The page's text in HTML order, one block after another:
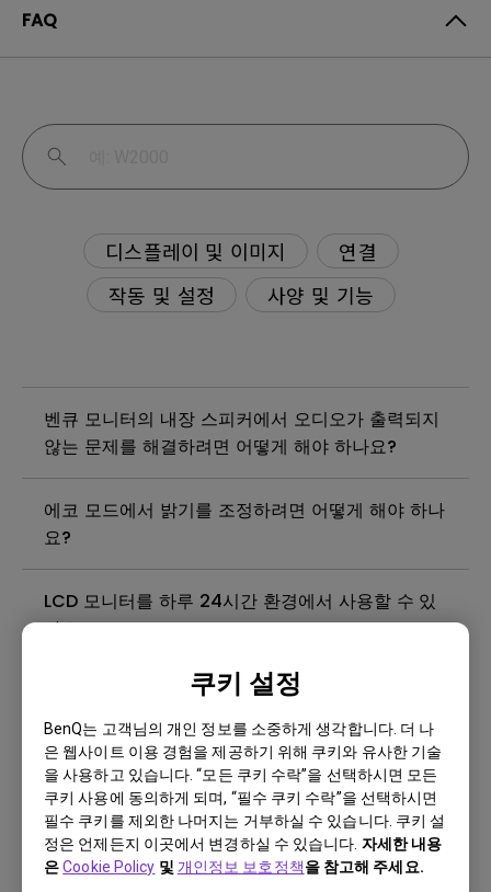
쿠키 설정
BenQ는 고객님의 개인 정보를 소중하게 생각합니다. 더 나
은 웹사이트 이용 경험을 제공하기 위해 쿠키와 유사한 기술
을 사용하고 있습니다. “모든 쿠키 수락”을 선택하시면 모든
쿠키 사용에 동의하게 되며, “필수 쿠키 수락”을 선택하시면
필수 쿠키를 제외한 나머지는 거부하실 수 있습니다. 쿠키 설
정은 언제든지 이곳에서 변경하실 수 있습니다. 자세한 내용
은Cookie Policy 및 개인정보 보호정책을 참고해 주세요.
FAQ
디스플레이 및 이미지
연결
작동 및 설정
사양 및 기능
벤큐 모니터의 내장 스피커에서 오디오가 출력되지
않는 문제를 해결하려면 어떻게 해야 하나요?
에코 모드에서 밝기를 조정하려면 어떻게 해야 하나
요?
LCD 모니터를 하루 24시간 환경에서 사용할 수 있
나요?
최대 ECO 센서 감지 범위는 어떻게 되나요? 모니터
의 ECO 센서가 의도한 대로 작동하지 않는 이유는
무엇인가요?
이미지 고착이란 무엇이며 이를 방지하거나 제거하
는 방법은 무엇인가요?